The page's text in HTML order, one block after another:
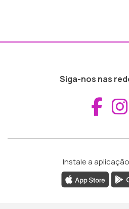
Siga-nos nas
Instale a aplicação